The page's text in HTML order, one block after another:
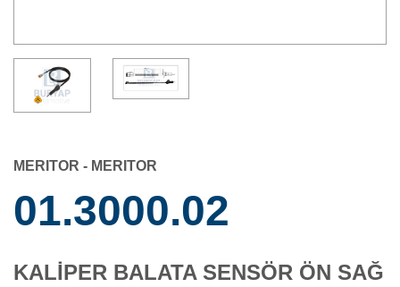
MERITOR - MERITOR
01.3000.02
KALİPER BALATA SENSÖR ÖN SAĞ